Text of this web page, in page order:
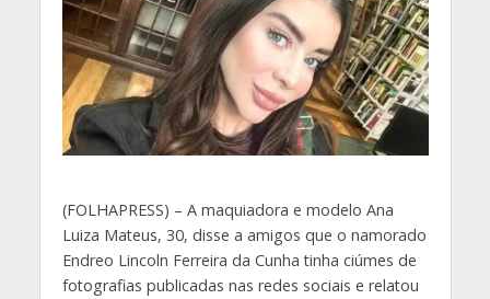
(FOLHAPRESS) – A maquiadora e modelo Ana
Luiza Mateus, 30, disse a amigos que o namorado
Endreo Lincoln Ferreira da Cunha tinha ciúmes de
fotografias publicadas nas redes sociais e relatou